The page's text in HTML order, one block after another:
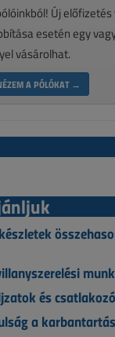
Új előfizetés
esetén egy
vásárolhat.
A PÓLÓKAT →
és
a karbantartás